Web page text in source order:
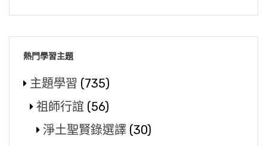
熱門學習主題
主題學習 (735)
祖師行誼 (56)
淨土聖賢錄選譯 (30)